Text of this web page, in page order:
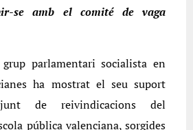
se amb el comité de vaga
parlamentari socialista en
ha mostrat el seu suport
de reivindicacions del
pública valenciana, sorgides